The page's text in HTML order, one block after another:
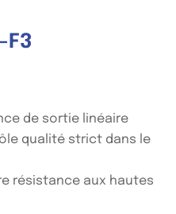
F3
de sortie linéaire
qualité strict dans le
résistance aux hautes